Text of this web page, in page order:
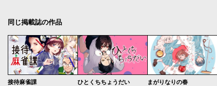
同じ掲載誌の作品
接待麻雀課 ひとくちちょうだい まがりなりの春